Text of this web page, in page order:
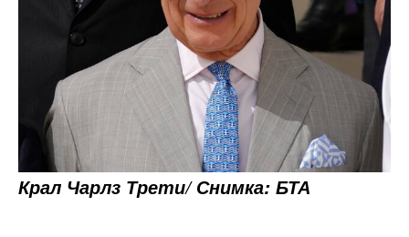
Крал Чарлз Трети/ Снимка: БТА